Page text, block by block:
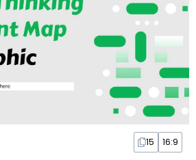
15 16:9